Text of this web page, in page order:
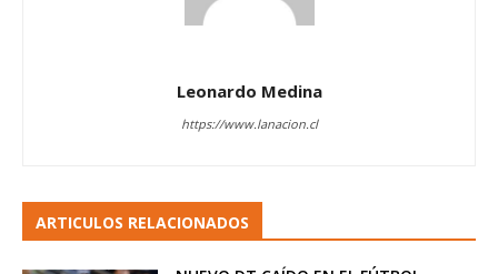
Leonardo Medina
https://www.lanacion.cl
ARTICULOS RELACIONADOS